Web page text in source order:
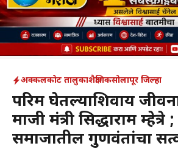
अक्कलकोट तालुकाशैक्षणिकसोलापूर जिल्हा
परिश्रम घेतल्याशिवाय
माजी मंत्री सिद्धाराम म्हेत्रे
समाजातील गुणवंतांचा